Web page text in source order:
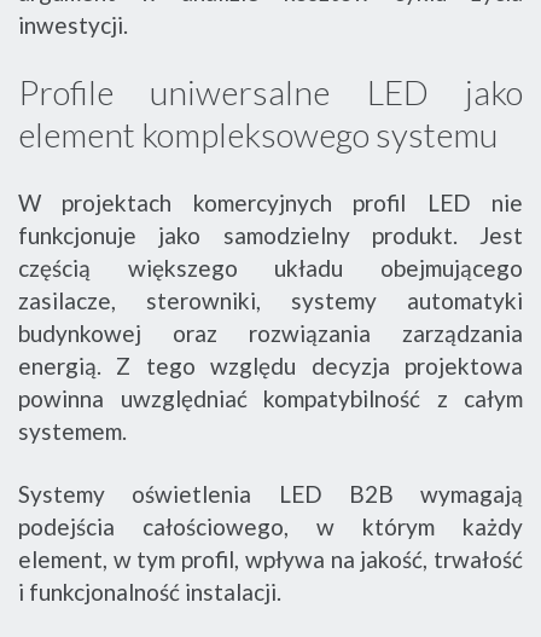
inwestycji.
Profile uniwersalne LED jako
element kompleksowego systemu
W projektach komercyjnych profil LED nie
funkcjonuje jako samodzielny produkt. Jest
częścią większego układu obejmującego
zasilacze, sterowniki, systemy automatyki
budynkowej oraz rozwiązania zarządzania
energią. Z tego względu decyzja projektowa
powinna uwzględniać kompatybilność z całym
systemem.
Systemy oświetlenia LED B2B wymagają
podejścia całościowego, w którym każdy
element, w tym profil, wpływa na jakość, trwałość
i funkcjonalność instalacji.